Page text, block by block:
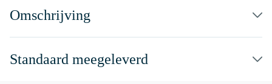
Omschrijving
Standaard meegeleverd